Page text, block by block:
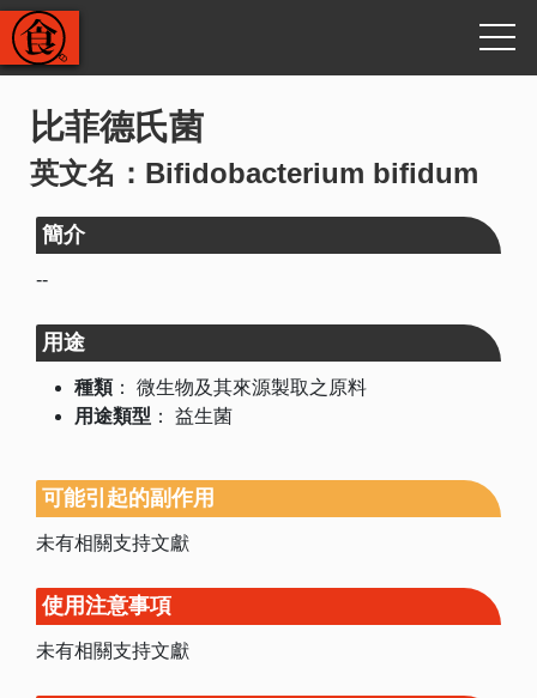
比菲德氏菌
英文名：Bifidobacterium bifidum
簡介
--
用途
種類： 微生物及其來源製取之原料
用途類型 ： 益生菌
可能引起的副作用
未有相關支持文獻
使用注意事項
未有相關支持文獻